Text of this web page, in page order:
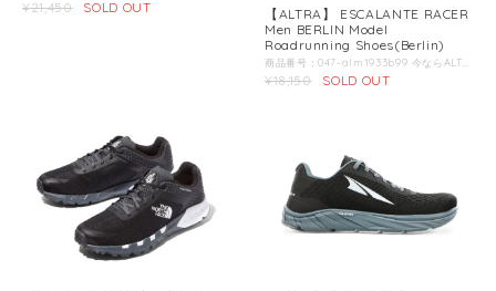
¥21,450 SOLD OUT
【ALTRA】 ESCALANTE RACER
Men BERLIN Model
Roadrunning Shoes(Berlin)
商品番号：047-alm1933b99 今ならALTRA BUFFが付いてくる!! ブランド名：ALTRA / アルトラ / 商品名：エスカランテ レーサー ベルリンモデル ロードランニングシューズ 商品説明：発売と同時に完売したエスカランテレーサー（NYC）の後継モデルとして、今度はシックなベルリンモデルが登場。 アルトラのロードシューズとして最も完成度が高いと表現できるでしょう。高反発のALTRA EGOミッドソールはまさにレーシングシューズとして最適、通気性を最大限にしたニットアッパーは心地の良いホールド感を生み出します。外反母趾の人にもとても快適に履ける1足です。シューレースは解けにくく緩みにくい、ちょうどいい摩擦のものが採用されています。 Color：Berlin 用途：ロードレース、スピードワーク スタックハイト：22mm ミッドソール：アルトラEGO、インナーフレックス アウトソール：フットポッド プラットフォーム：Fully Cushioned Zero Drop? platform and FootShape? toe box インソール：5mmコンツアー・フットベッド アッパー：エンジニアード・ニット 店長からの一言：相変わらず、人気を継続している、エスカランテレーサー。今回はブラックシャドウで表現されたベルリンの町並みと黒、赤、黄色のカラーはベルリンのお洒落な雰囲気をそのまま表現していて、相変わらずですが、かっこよいモデルだ。
¥18,150 SOLD OUT